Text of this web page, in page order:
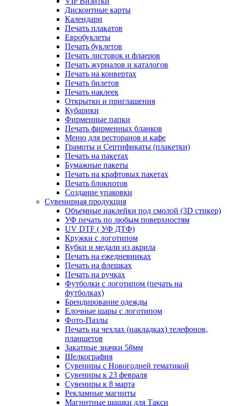
Дисконтные карты
Календари
Печать плакатов
Евробуклеты
Печать буклетов
Печать листовок и флаеров
Печать журналов и каталогов
Печать на конвертах
Печать билетов
Печать наклеек
Открытки и приглашения
Кубарики
Фирменные папки
Печать фирменных бланков
Меню для ресторанов и кафе
Грамоты и Сертификаты (плакетки)
Печать на пакетах
Бумажные пакеты
Печать на крафтовых пакетах
Печать блокнотов
Создание упаковки
Сувенирная продукция
Объемные наклейки под смолой (3D стикер)
УФ печать по любым поверхностям
UV DTF ( УФ ДТФ)
Кружки с логотипом
Кубки и медали из акрила
Печать на ежедневниках
Печать на флешках
Печать на ручках
Футболки с логотипом (печать на
футболках)
Брендирование одежды
Елочные шары с логотипом
Фото-Пазлы
Печать на чехлах (накладках) телефонов,
планшетов
Закатные значки 58мм
Шелкография
Сувениры с Новогодней тематикой
Сувениры к 23 февраля
Сувениры к 8 марта
Рекламные магниты
Магнитные шашки для Такси